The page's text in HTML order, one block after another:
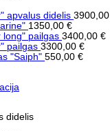
apvalus didelis 3900,00
1350,00 €
long" pailgas 3400,00 €
pailgas 3300,00 €
"Saiph" 550,00 €
didelis